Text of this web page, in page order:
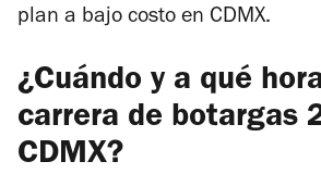
plan a bajo costo en CDMX.
¿Cuándo y a qué
carrera de botargas
CDMX?